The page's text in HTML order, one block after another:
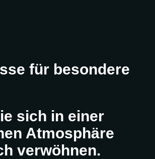
für besondere
sich in einer
Atmosphäre
verwöhnen.